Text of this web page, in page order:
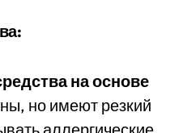
на основе
но имеют резкий